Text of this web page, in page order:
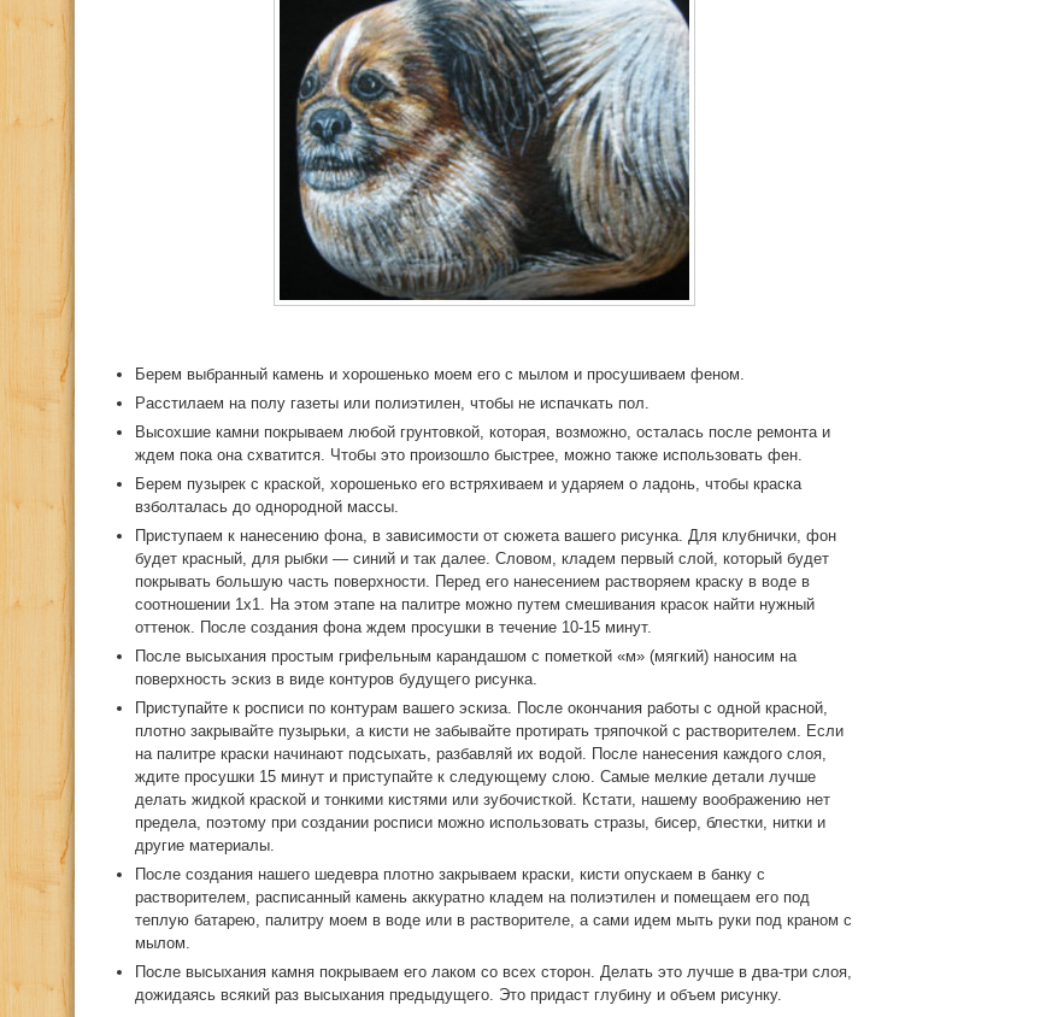
Берем выбранный камень и хорошенько моем его с мылом и просушиваем феном.
Расстилаем на полу газеты или полиэтилен, чтобы не испачкать пол.
Высохшие камни покрываем любой грунтовкой, которая, возможно, осталась после ремонта и
ждем пока она схватится. Чтобы это произошло быстрее, можно также использовать фен.
Берем пузырек с краской, хорошенько его встряхиваем и ударяем о ладонь, чтобы краска
взболталась до однородной массы.
Приступаем к нанесению фона, в зависимости от сюжета вашего рисунка. Для клубнички, фон
будет красный, для рыбки — синий и так далее. Словом, кладем первый слой, который будет
покрывать большую часть поверхности. Перед его нанесением растворяем краску в воде в
соотношении 1х1. На этом этапе на палитре можно путем смешивания красок найти нужный
оттенок. После создания фона ждем просушки в течение 10-15 минут.
После высыхания простым грифельным карандашом с пометкой «м» (мягкий) наносим на
поверхность эскиз в виде контуров будущего рисунка.
Приступайте к росписи по контурам вашего эскиза. После окончания работы с одной красной,
плотно закрывайте пузырьки, а кисти не забывайте протирать тряпочкой с растворителем. Если
на палитре краски начинают подсыхать, разбавляй их водой. После нанесения каждого слоя,
ждите просушки 15 минут и приступайте к следующему слою. Самые мелкие детали лучше
делать жидкой краской и тонкими кистями или зубочисткой. Кстати, нашему воображению нет
предела, поэтому при создании росписи можно использовать стразы, бисер, блестки, нитки и
другие материалы.
После создания нашего шедевра плотно закрываем краски, кисти опускаем в банку с
растворителем, расписанный камень аккуратно кладем на полиэтилен и помещаем его под
теплую батарею, палитру моем в воде или в растворителе, а сами идем мыть руки под краном с
мылом.
После высыхания камня покрываем его лаком со всех сторон. Делать это лучше в два-три слоя,
дожидаясь всякий раз высыхания предыдущего. Это придаст глубину и объем рисунку.